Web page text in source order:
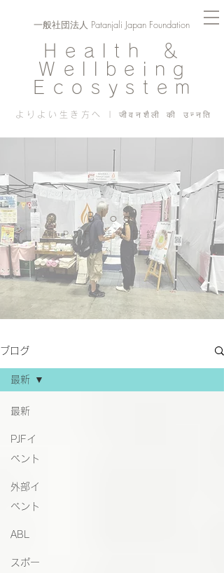
Health ＆
Wellbeing
Ecosystem
よりよい生き方へ | जीवनशैली की उन्नति
一般社団法人 Patanjali Japan Foundation
Blog
PJF ​活動記録
ブログ
最新
PJFイ
ベント
外部イ
ベント
ABL
スポー
最新